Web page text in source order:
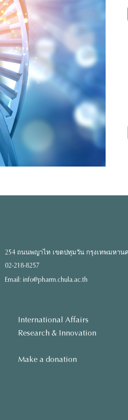
254 ถนนพญาไท เขตปทุมวัน กรุงเทพมหาน
02-218-8257
Email: info@pharm.chula.ac.th
International Affairs
Research & Innovation
Make a donation